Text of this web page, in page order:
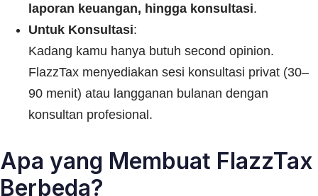
laporan keuangan, hingga konsultasi.
Untuk Konsultasi:
Kadang kamu hanya butuh second opinion.
FlazzTax menyediakan sesi konsultasi privat (30–
90 menit) atau langganan bulanan dengan
konsultan profesional.
Apa yang Membuat FlazzTax
Berbeda?